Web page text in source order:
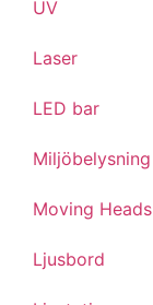
UV
Laser
LED bar
Miljöbelysning
Moving Heads
Ljusbord